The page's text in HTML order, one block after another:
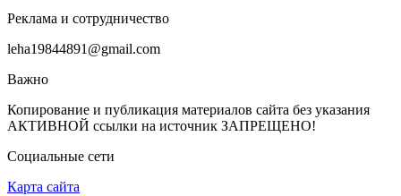
Реклама и сотрудничество
leha19844891@gmail.com
Важно
Копирование и публикация материалов сайта без указания
АКТИВНОЙ ссылки на источник ЗАПРЕЩЕНО!
Социальные сети
Карта сайта